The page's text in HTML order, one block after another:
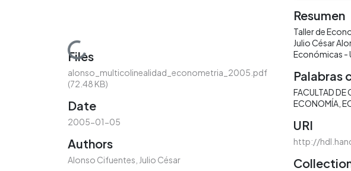
Loading...
Files
alonso_multicolinealidad_econometria_2005.pdf
(72.48 KB)
Date
2005-01-05
Authors
Alonso Cifuentes, Julio César
Resumen
Taller de
Julio César
Económicas -
Palabras
FACULTAD DE
ECONOMÍA
URI
http://